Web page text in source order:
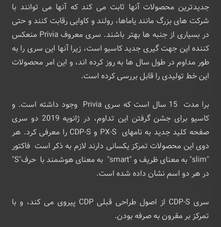
جدیدترین محصولات آنها ثابت می کند که آنها می توانند با
شرکت های بزرگ مانند یاماها، رولند و کاوایی رقابت کنند و حتی
در بسیاری از جنبه ها بهتر باشند. سری معروف Privia منعکس
کننده این جهت گیری جدید کاسیو است، زیرا آنها این سری را به
طور مداوم در طول سال ها به روز کرده اند، و این امر محصولات
این خط تولیدی را قابل بررسی کرده است.
برا مدت 15 سال است که سری Privia وجود داشته است. و
کاسیو برای جشن گرفتن این تداوم، در ژانویه 2019 دو سری
صفحه کلید جدید به نامهای PX-S و CDP-S را معرفی کرد. هر
دوی این محصولات تمرکز یکسانی دارند لازم به ذکر است فاکتور
"slim" به معنای ظریف و "smart" به معنای هوشمند با حرف"S"
در هر دو اسم نشان داده شده است.
سری CDP-S از اصول طراحی قبلی CDP پیروی می کند، و با
تمرکز بر مقرون به صرفه بودن.